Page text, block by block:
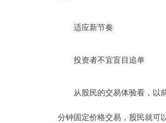
适应新节奏
投资者不宜盲目追单
从股民的交易体验看，以
分钟固定价格交易，股民就可